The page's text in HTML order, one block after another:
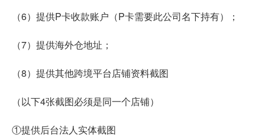
（6）提供P卡收款账户（P卡需要此公司名下持有）；
（7）提供海外仓地址；
（8）提供其他跨境平台店铺资料截图
（以下4张截图必须是同一个店铺）
①提供后台法人实体截图